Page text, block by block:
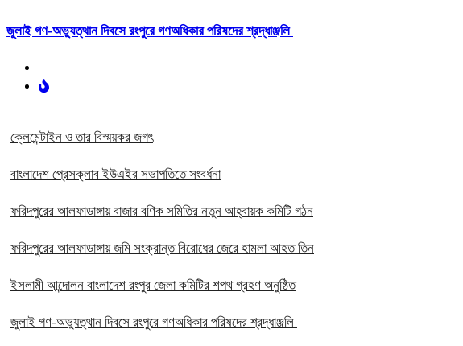
‎জুলাই গণ-অভ্যুত্থান দিবসে রংপুরে গণঅধিকার পরিষদের শ্রদ্ধাঞ্জলি ‎
ক্লেমেন্টাইন ও তার বিস্ময়কর জগৎ
বাংলাদেশ প্রেসক্লাব ইউএইর সভাপতিতে সংবর্ধনা
ফরিদপুরের আলফাডাঙ্গায় বাজার বণিক সমিতির নতুন আহ্বায়ক কমিটি গঠন
ফরিদপুরের আলফাডাঙ্গায় জমি সংক্রান্ত বিরোধের জেরে হামলা আহত তিন
ইসলামী আন্দোলন বাংলাদেশ রংপুর জেলা কমিটির শপথ গ্রহণ অনুষ্ঠিত
‎জুলাই গণ-অভ্যুত্থান দিবসে রংপুরে গণঅধিকার পরিষদের শ্রদ্ধাঞ্জলি ‎